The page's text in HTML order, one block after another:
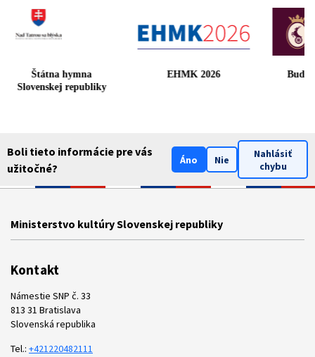
Štátna hymna
Slovenskej republiky
EHMK 2026
Boli tieto informácie pre vás
užitočné?
Áno Nie
Nahlásiť
chybu
Ministerstvo kultúry Slovenskej republiky
Kontakt
Námestie SNP č. 33
813 31 Bratislava
Slovenská republika
Tel.: +421220482111